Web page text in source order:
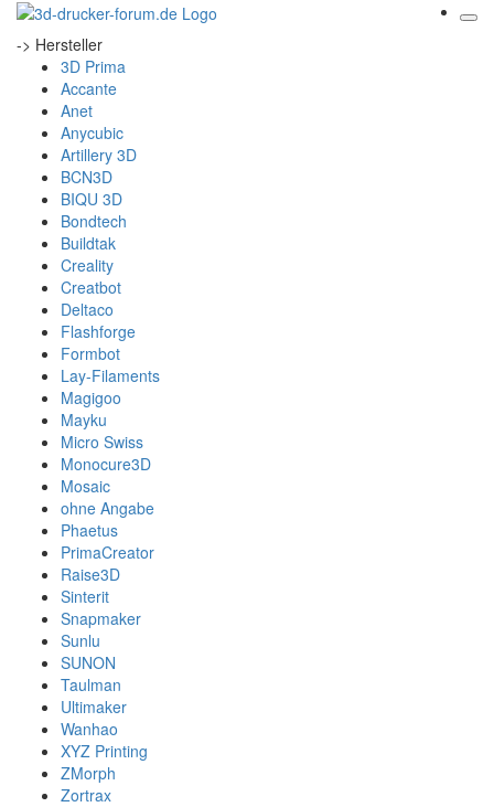
-> Hersteller
3D Prima
Accante
Anet
Anycubic
Artillery 3D
BCN3D
BIQU 3D
Bondtech
Buildtak
Creality
Creatbot
Deltaco
Flashforge
Formbot
Lay-Filaments
Magigoo
Mayku
Micro Swiss
Monocure3D
Mosaic
ohne Angabe
Phaetus
PrimaCreator
Raise3D
Sinterit
Snapmaker
Sunlu
SUNON
Taulman
Ultimaker
Wanhao
XYZ Printing
ZMorph
Zortrax